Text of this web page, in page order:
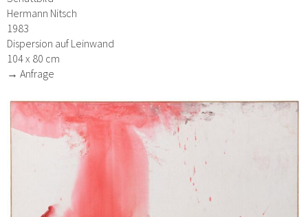
Hermann Nitsch
1983
Dispersion auf Leinwand
104 x 80 cm
→ Anfrage